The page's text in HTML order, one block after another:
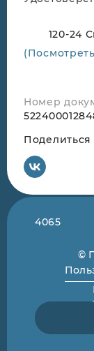
120-24
Номер
Поделиться
4065
©